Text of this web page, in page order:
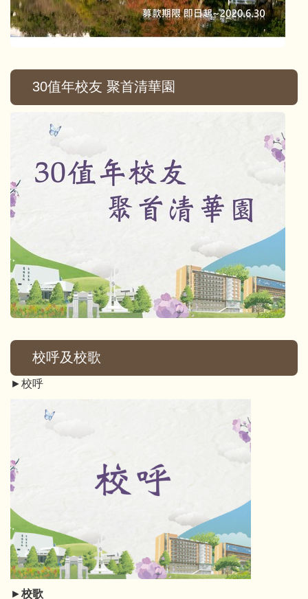
30值年校友 聚首清華園
校呼及校歌
►校呼
►校歌